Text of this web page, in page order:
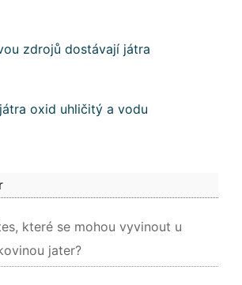
zdrojů dostávají játra
oxid uhličitý a vodu
které se mohou vyvinout u
jater?